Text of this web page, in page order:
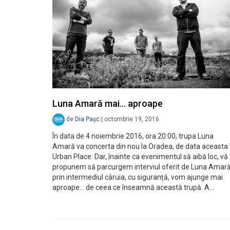
Luna Amară mai… aproape
de Dia Pașc octombrie 19, 2016
În data de 4 noiembrie 2016, ora 20:00, trupa Luna
Amară va concerta din nou la Oradea, de data aceasta
Urban Place. Dar, înainte ca evenimentul să aibă loc, vă
propunem să parcurgem interviul oferit de Luna
prin intermediul căruia, cu siguranță, vom ajunge mai
aproape… de ceea ce înseamnă această trupă. A…